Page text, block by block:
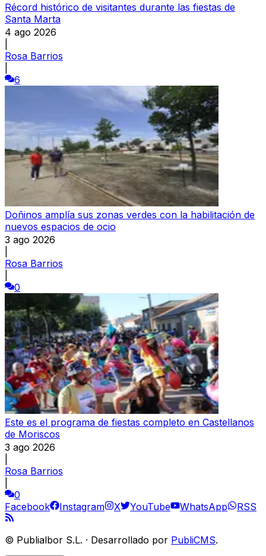
Récord histórico de visitantes durante las fiestas de
Santa Marta
4 ago 2026
Rosa Barrios
6
Doñinos amplía sus zonas verdes con la habilitación de
nuevos espacios de ocio
3 ago 2026
Rosa Barrios
0
Este es el programa de fiestas completo en Castellanos
de Moriscos
3 ago 2026
Rosa Barrios
0
Facebook
Instagram X YouTube WhatsApp RSS
© Publialbor S.L. · Desarrollado por PubliCMS.